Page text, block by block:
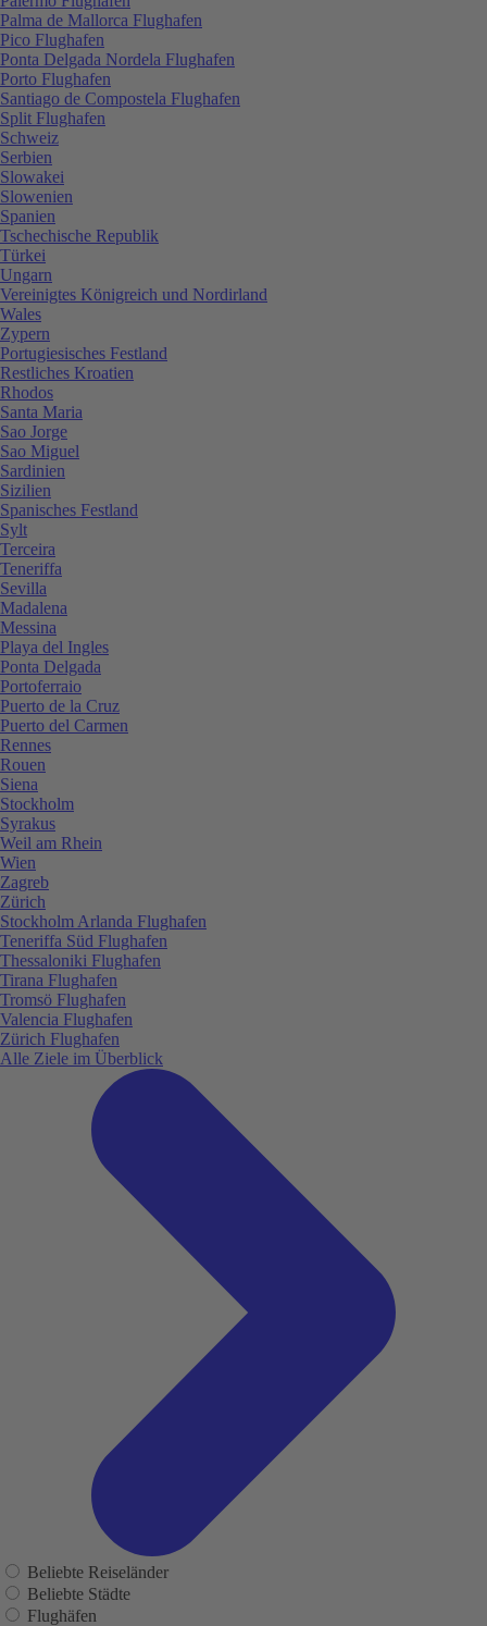
Palma de Mallorca Flughafen
Pico Flughafen
Ponta Delgada Nordela Flughafen
Porto Flughafen
Santiago de Compostela Flughafen
Split Flughafen
Schweiz
Serbien
Slowakei
Slowenien
Spanien
Tschechische Republik
Türkei
Ungarn
Vereinigtes Königreich und Nordirland
Wales
Zypern
Portugiesisches Festland
Restliches Kroatien
Rhodos
Santa Maria
Sao Jorge
Sao Miguel
Sardinien
Sizilien
Spanisches Festland
Sylt
Terceira
Teneriffa
Sevilla
Madalena
Messina
Playa del Ingles
Ponta Delgada
Portoferraio
Puerto de la Cruz
Puerto del Carmen
Rennes
Rouen
Siena
Stockholm
Syrakus
Weil am Rhein
Wien
Zagreb
Zürich
Stockholm Arlanda Flughafen
Teneriffa Süd Flughafen
Thessaloniki Flughafen
Tirana Flughafen
Tromsö Flughafen
Valencia Flughafen
Zürich Flughafen
Alle Ziele im Überblick
Beliebte Reiseländer
Beliebte Städte
Flughäfen